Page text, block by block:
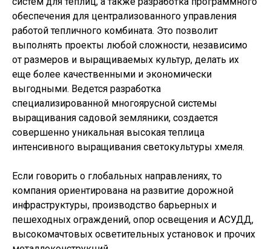
обеспечения для централизованного управления
работой тепличного комбината. Это позволит
выполнять проекты любой сложности, независимо
от размеров и выращиваемых культур, делать их
еще более качественными и экономически
выгодными. Ведется разработка
специализированной многоярусной системы
выращивания садовой земляники, создается
совершенно уникальная высокая теплица
интенсивного выращивания светокультуры хмеля.
Если говорить о глобальных направлениях, то
компания ориентирована на развитие дорожной
инфраструктуры, производство барьерных и
пешеходных ограждений, опор освещения и АСУДД,
высокомачтовых осветительных установок и прочих